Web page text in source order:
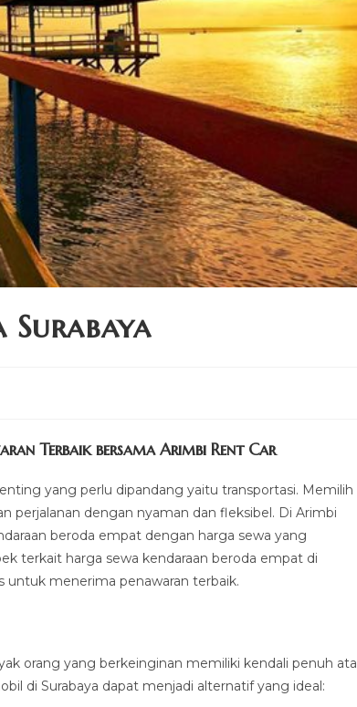
Terbaik bersama Arimbi Rent Car
yang perlu dipandang yaitu transportasi. Memilih
perjalanan dengan nyaman dan fleksibel. Di Arimbi
beroda empat dengan harga sewa yang
terkait harga sewa kendaraan beroda empat di
untuk menerima penawaran terbaik.
orang yang berkeinginan memiliki kendali penuh
di Surabaya dapat menjadi alternatif yang ideal: